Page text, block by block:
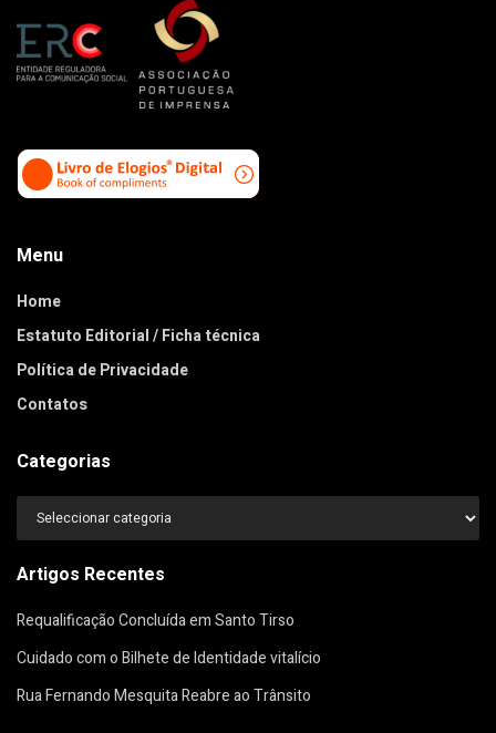
Menu
Home
Estatuto Editorial / Ficha técnica
Política de Privacidade
Contatos
Categorias
Categorias
Artigos Recentes
Requalificação Concluída em Santo Tirso
Cuidado com o Bilhete de Identidade vitalício
Rua Fernando Mesquita Reabre ao Trânsito